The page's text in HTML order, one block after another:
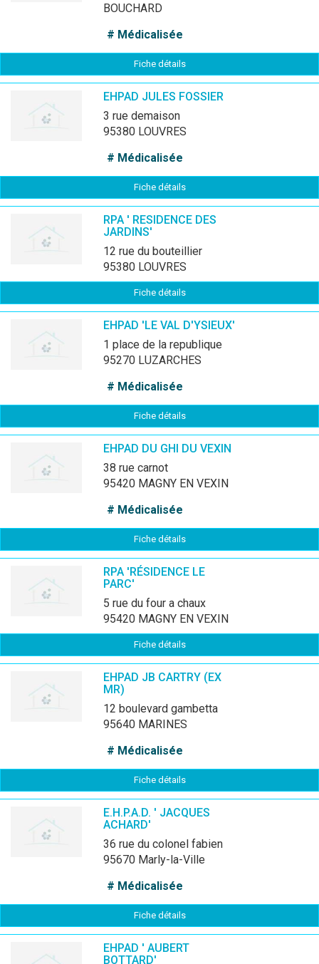
BOUCHARD
# Médicalisée
Fiche détails
EHPAD JULES FOSSIER
3 rue demaison
95380 LOUVRES
# Médicalisée
Fiche détails
RPA ' RESIDENCE DES
JARDINS'
12 rue du bouteillier
95380 LOUVRES
Fiche détails
EHPAD 'LE VAL D'YSIEUX'
1 place de la republique
95270 LUZARCHES
# Médicalisée
Fiche détails
EHPAD DU GHI DU VEXIN
38 rue carnot
95420 MAGNY EN VEXIN
# Médicalisée
Fiche détails
RPA 'RÉSIDENCE LE
PARC'
5 rue du four a chaux
95420 MAGNY EN VEXIN
Fiche détails
EHPAD JB CARTRY (EX
MR)
12 boulevard gambetta
95640 MARINES
# Médicalisée
Fiche détails
E.H.P.A.D. ' JACQUES
ACHARD'
36 rue du colonel fabien
95670 Marly-la-Ville
# Médicalisée
Fiche détails
EHPAD ' AUBERT
BOTTARD'